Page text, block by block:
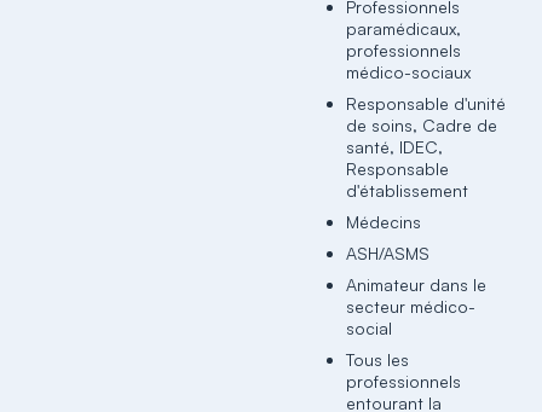
Professionnels
paramédicaux,
professionnels
médico-sociaux
Responsable d'unité
de soins, Cadre de
santé, IDEC,
Responsable
d'établissement
Médecins
ASH/ASMS
Animateur dans le
secteur médico-
social
Tous les
professionnels
entourant la